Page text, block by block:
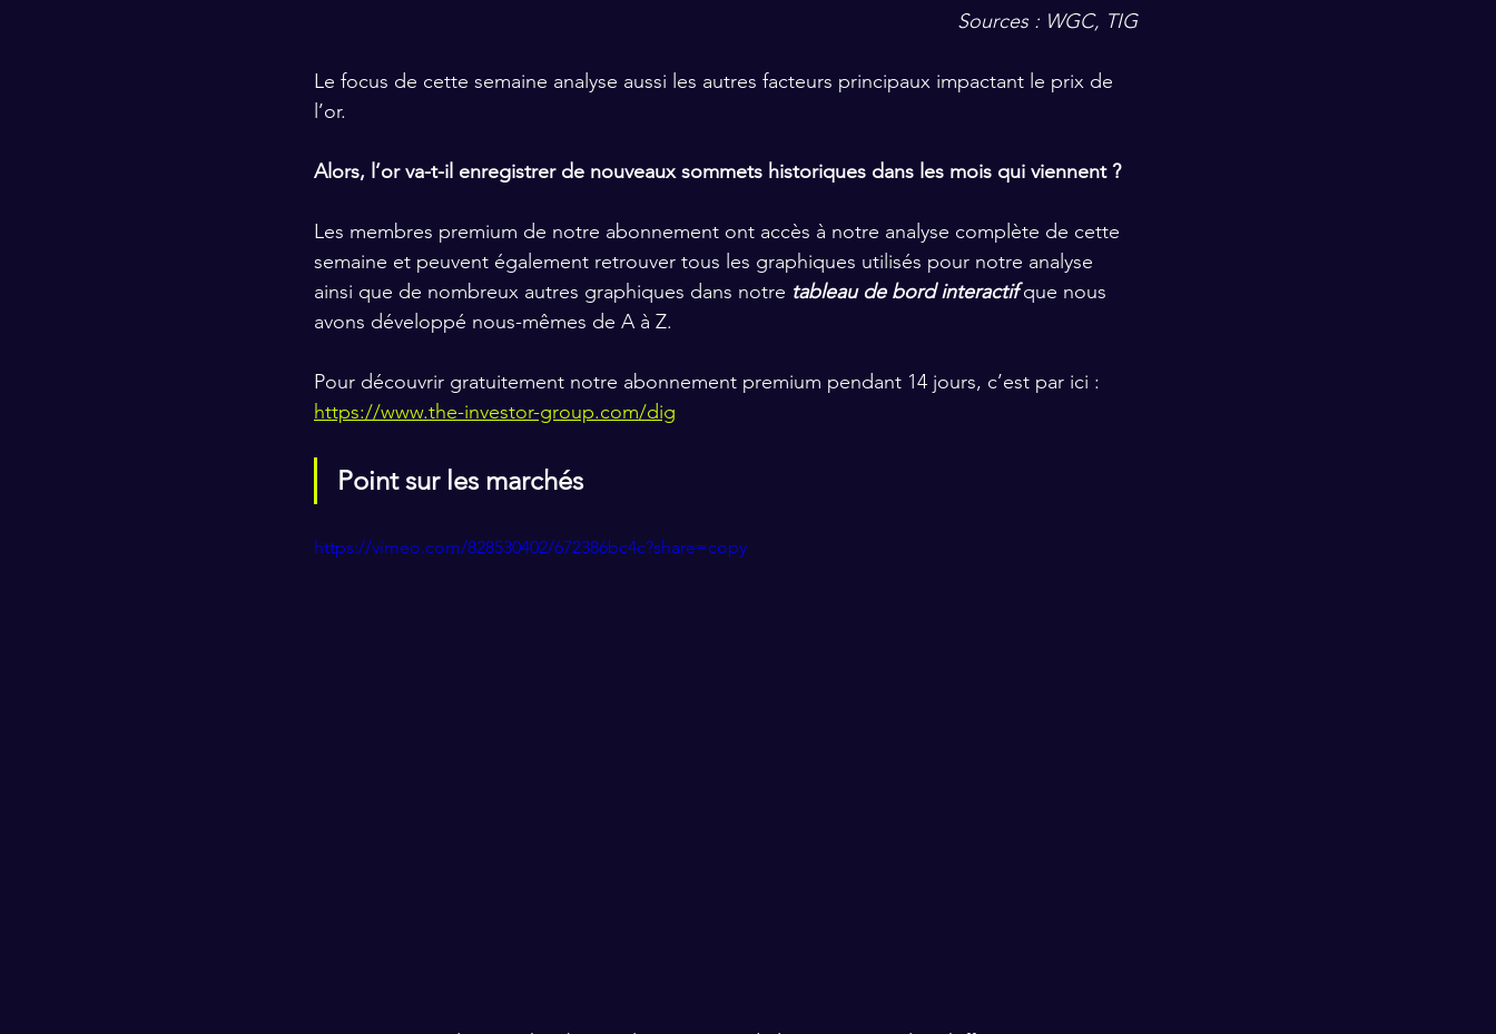
Sources : WGC, TIG
Le focus de cette semaine analyse aussi les autres facteurs principaux impactant le prix de
l’or.
Alors, l’or va-t-il enregistrer de nouveaux sommets historiques dans les mois qui viennent ?
Les membres premium de notre abonnement ont accès à notre analyse complète de cette
semaine et peuvent également retrouver tous les graphiques utilisés pour notre analyse
ainsi que de nombreux autres graphiques dans notre tableau de bord interactif que nous
avons développé nous-mêmes de A à Z.
Pour découvrir gratuitement notre abonnement premium pendant 14 jours, c’est par ici :
https://www.the-investor-group.com/dig
Point sur les marchés
https://vimeo.com/828530402/672386bc4c?share=copy